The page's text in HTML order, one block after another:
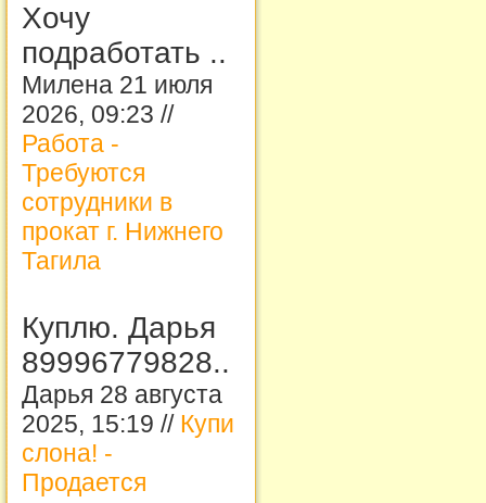
Хочу
подработать ..
Милена 21 июля
2026, 09:23 //
Работа -
Требуются
сотрудники в
прокат г. Нижнего
Тагила
Куплю. Дарья
89996779828..
Дарья 28 августа
2025, 15:19 // Купи
слона! -
Продается